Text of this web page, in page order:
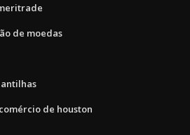
de moedas
de houston